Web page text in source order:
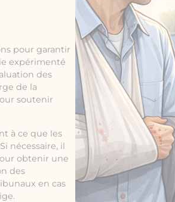
pour garantir
expérimenté
des
de la
soutenir
à ce que les
nécessaire, il
obtenir une
des
en cas